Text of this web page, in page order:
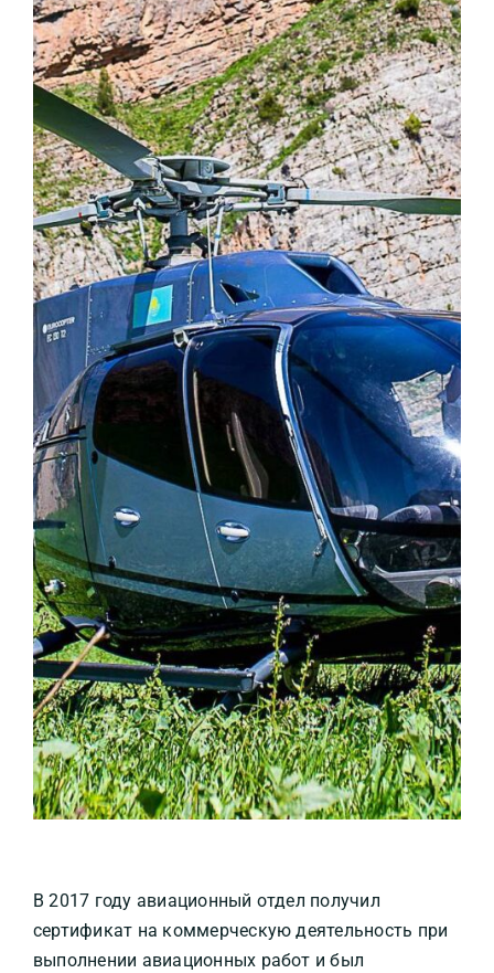
В 2017 году авиационный отдел получил
сертификат на коммерческую деятельность при
выполнении авиационных работ и был